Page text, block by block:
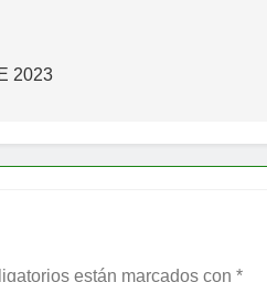
2023
están marcados con *